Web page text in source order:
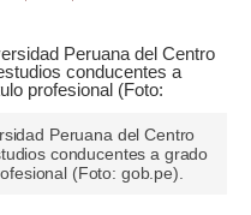
Peruana del Centro
conducentes a grado
(Foto: gob.pe).